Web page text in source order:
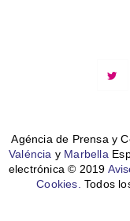
Agéncia de Prensa y
Valéncia y Marbella
electrónica © 2019
Cookies. Todos